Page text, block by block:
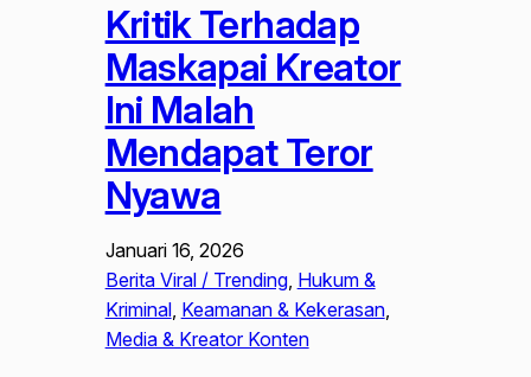
Kritik Terhadap
Maskapai Kreator
Ini Malah
Mendapat Teror
Nyawa
Januari 16, 2026
Berita Viral / Trending, Hukum &
Kriminal, Keamanan & Kekerasan
Media & Kreator Konten